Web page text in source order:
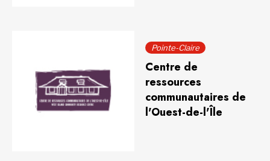
Pointe-Claire
Centre de
ressources
communautaires de
l'Ouest-de-l'Île